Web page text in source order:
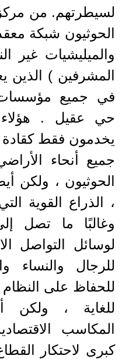
لسيطرتهم. من
الحوثيون شبكة
والميليشيات غير
المشرفين )
في جميع مؤسسات
حي عقيل . هؤلاء
يخدمون فقط
جميع أنحاء
الحوثيون ، ولكن
، الذراع القوية
وغالبًا ما تصل
لوسائل التواصل
للرجال والنساء
للحفاظ على
للغاية ، ولكن
المكاسب
كبرى لاحتكار